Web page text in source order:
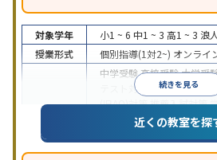
続きを見る
対象学年 小1 ~ 6 中1 ~ 3 高1 ~ 3 浪
授業形式
個別指導(1対2~) オンライ
中学受験高校受験大学受
テスト対策
内申点対策 学
(旧AO)対策推薦入試対策
私大対策共通テスト対
対策その他科目別特化対策
近くの教室を探